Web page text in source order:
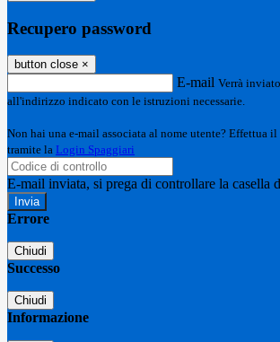
Recupero password
button close ×
E-mail Verrà
all'indirizzo indicato con le istruzioni necessarie.
Non hai una e-mail associata al nome utente? Effettua il
tramite la Login Spaggiari
E-mail inviata, si prega di controllare la casella
Errore
Chiudi
Successo
Chiudi
Informazione